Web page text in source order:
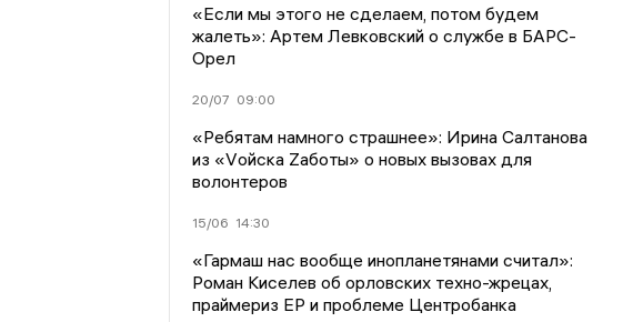
«Если мы этого не сделаем, потом будем
жалеть»: Артем Левковский о службе в БАРС-
Орел
20/07 09:00
«Ребятам намного страшнее»: Ирина Салтанова
из «Vойска Zаботы» о новых вызовах для
волонтеров
15/06 14:30
«Гармаш нас вообще инопланетянами считал»:
Роман Киселев об орловских техно-жрецах,
праймериз ЕР и проблеме Центробанка